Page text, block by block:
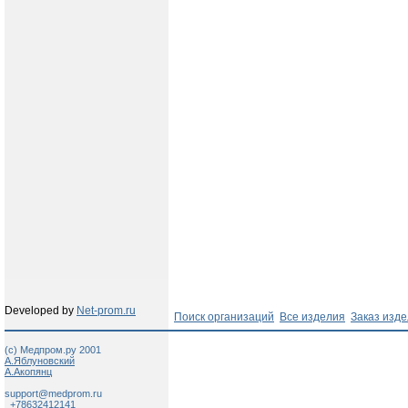
Developed by Net-prom.ru Поиск организаций Все изделия Заказ
(c) Медпром.ру 2001
А.Яблуновский
А.Акопянц
support@medprom.ru
+78632412141